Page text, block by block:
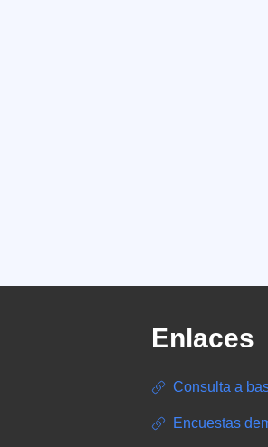
Enlaces
Consulta a
Encuestas